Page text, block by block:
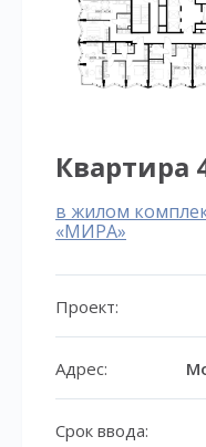
Квартира
в жилом
«МИРА»
Проект:
Адрес:
Срок ввода: